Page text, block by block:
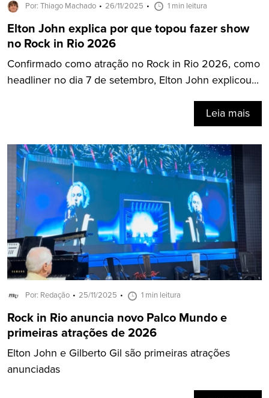
Por: Thiago Machado 26/11/2025 1 min leitura
Elton John explica por que topou fazer show
no Rock in Rio 2026
Confirmado como atração no Rock in Rio 2026, como
headliner no dia 7 de setembro, Elton John explicou...
Leia mais
Por: Redação 25/11/2025 1 min leitura
Rock in Rio anuncia novo Palco Mundo e
primeiras atrações de 2026
Elton John e Gilberto Gil são primeiras atrações
anunciadas